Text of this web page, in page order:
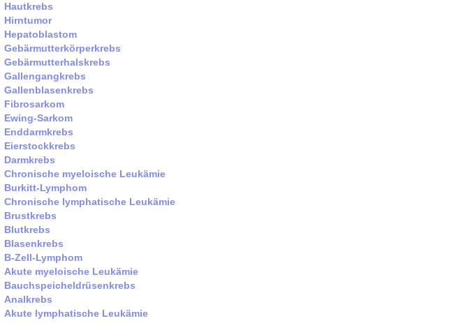
Hautkrebs
Hirntumor
Hepatoblastom
Gebärmutterkörperkrebs
Gebärmutterhalskrebs
Gallengangkrebs
Gallenblasenkrebs
Fibrosarkom
Ewing-Sarkom
Enddarmkrebs
Eierstockkrebs
Darmkrebs
Chronische myeloische Leukämie
Burkitt-Lymphom
Chronische lymphatische Leukämie
Brustkrebs
Blutkrebs
Blasenkrebs
B-Zell-Lymphom
Akute myeloische Leukämie
Bauchspeicheldrüsenkrebs
Analkrebs
Akute lymphatische Leukämie